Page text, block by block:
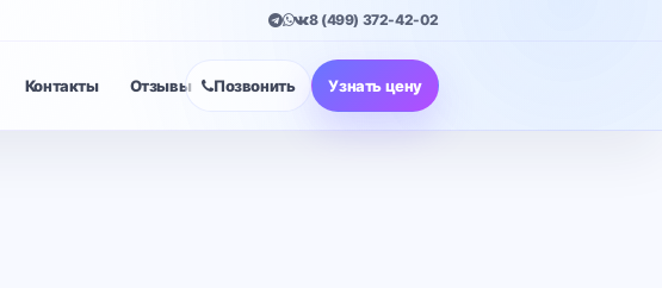
8 (499) 372-42-02
Контакты Отзывы Позвонить Узнать цену